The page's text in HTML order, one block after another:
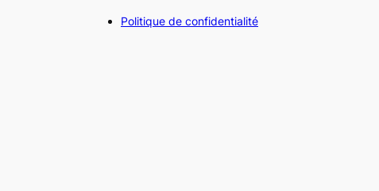
Politique de confidentialité